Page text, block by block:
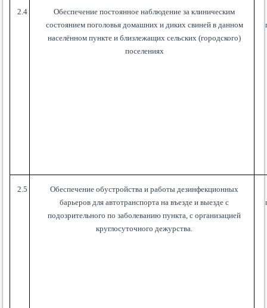
2.4
Обеспечение постоянное наблюдение за клиническим
состоянием поголовья домашних и диких свиней в данном
населённом пункте и близлежащих сельских (городского)
поселениях
2.5
Обеспечение обустройства и работы дезинфекционных
барьеров для автотранспорта на въезде и выезде с
подозрительного по заболеванию пункта, с организацией
круглосуточного дежурства.